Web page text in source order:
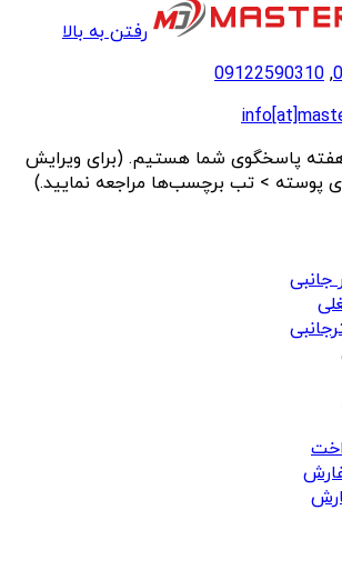
رفتن به بالا
,
09122590310
ساعته 7 روز هفته پاسخگوی شما هستیم. (برای ویرایش
پوسته > تب برچسب‌ها مراجعه نمایید.)
جانبی